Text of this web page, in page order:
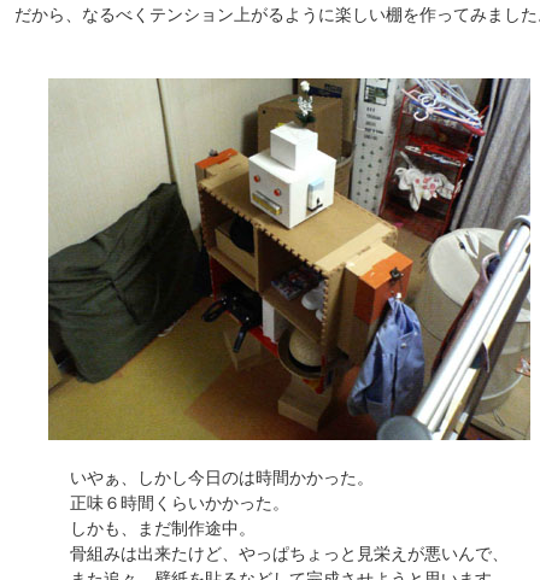
だから、なるべくテンション上がるように楽しい棚を作ってみまし
いやぁ、しかし今日のは時間かかった。
正味６時間くらいかかった。
しかも、まだ制作途中。
骨組みは出来たけど、やっぱちょっと見栄えが悪いんで、